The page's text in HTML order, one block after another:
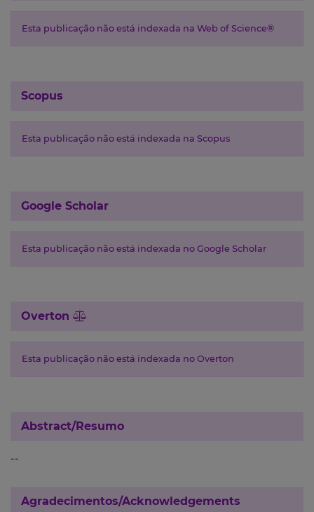
Esta publicação não está indexada na Web of Science®
Scopus
Esta publicação não está indexada na Scopus
Google Scholar
Esta publicação não está indexada no Google Scholar
Overton
Esta publicação não está indexada no Overton
Abstract/Resumo
--
Agradecimentos/Acknowledgements